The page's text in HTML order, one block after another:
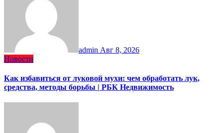
admin Авг 8, 2026
Новости
Как избавиться от луковой мухи: чем обработать лук,
средства, методы борьбы | РБК Недвижимость